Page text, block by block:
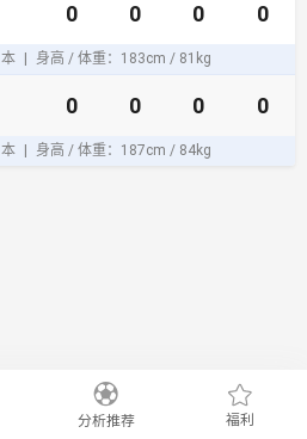
0 0 0 0
身高 / 体重：183cm / 81kg
0 0 0 0
身高 / 体重：187cm / 84kg